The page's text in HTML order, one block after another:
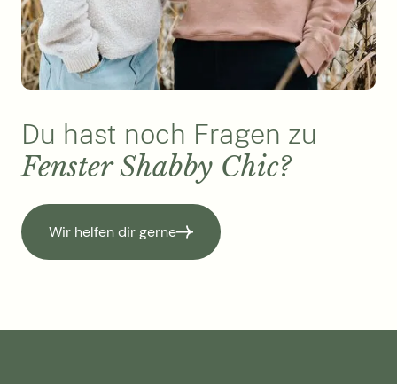
Du hast noch Fragen zu
Fenster Shabby Chic?
Wir helfen dir gerne